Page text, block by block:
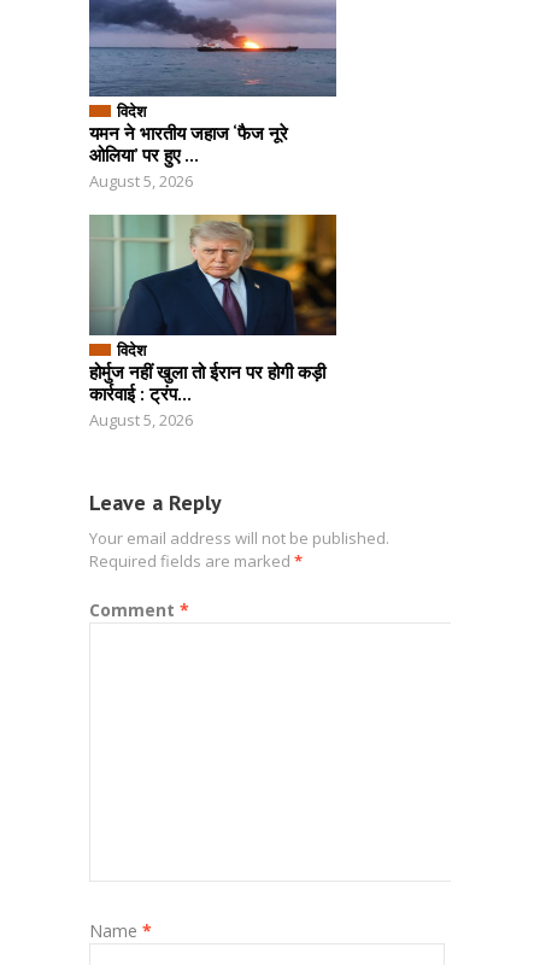
विदेश
यमन ने भारतीय जहाज ‘फैज नूरे
ओलिया’ पर हुए ...
August 5, 2026
विदेश
होर्मुज नहीं खुला तो ईरान पर होगी कड़ी
कार्रवाई : ट्रंप...
August 5, 2026
Leave a Reply
Your email address will not be published.
Required fields are marked *
Comment *
Name *